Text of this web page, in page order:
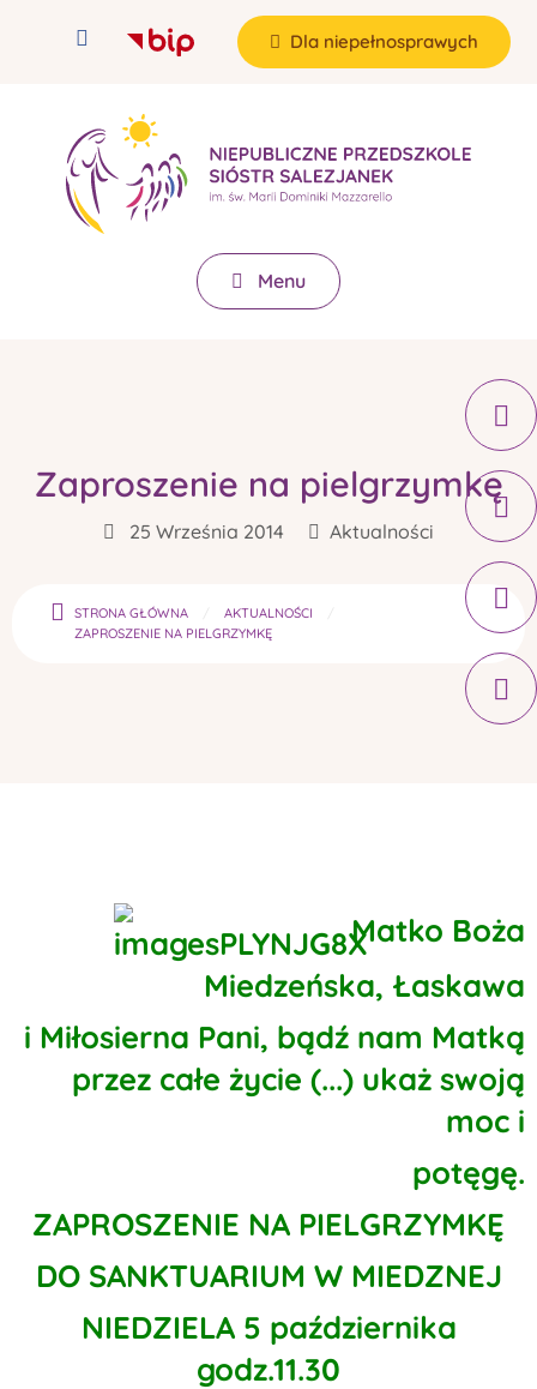
Dla niepełnosprawych
Menu
Zaproszenie na pielgrzymkę
25 Września 2014 Aktualności
STRONA GŁÓWNA
AKTUALNOŚCI
ZAPROSZENIE NA PIELGRZYMKĘ
Matko Boża
Miedzeńska, Łaskawa
i Miłosierna Pani, bądź nam Matką
przez całe życie (...) ukaż swoją
moc i
potęgę.
ZAPROSZENIE NA PIELGRZYMKĘ
DO SANKTUARIUM W MIEDZNEJ
NIEDZIELA 5 października
godz.11.30